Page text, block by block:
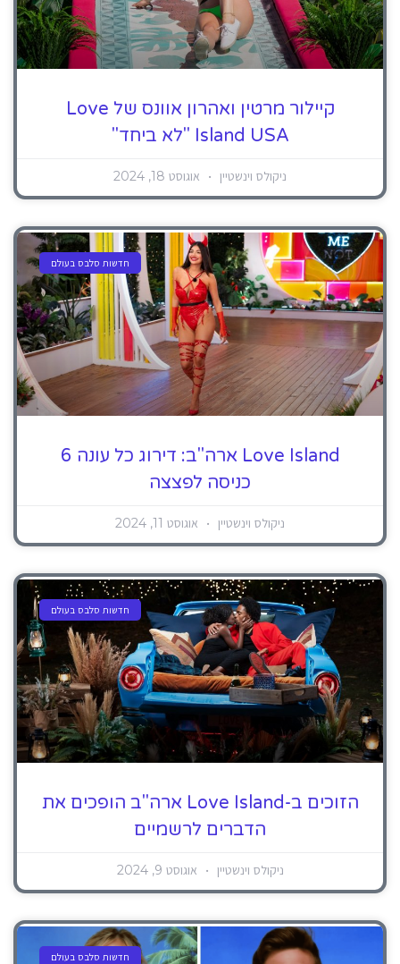
קיילור מרטין ואהרון אוונס של Love
Island USA "לא ביחד"
ניקולס וינשטיין אוגוסט 18, 2024
חדשות סלבס בעולם
Love Island ארה"ב: דירוג כל עונה 6
כניסה לפצצה
ניקולס וינשטיין אוגוסט 11, 2024
חדשות סלבס בעולם
הזוכים ב-Love Island ארה"ב הופכים את
הדברים לרשמיים
ניקולס וינשטיין אוגוסט 9, 2024
חדשות סלבס בעולם